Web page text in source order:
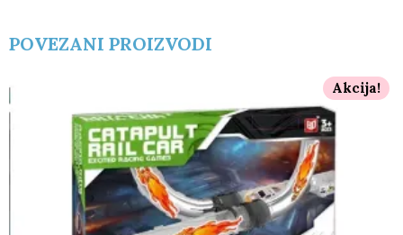
POVEZANI PROIZVODI
Akcija!